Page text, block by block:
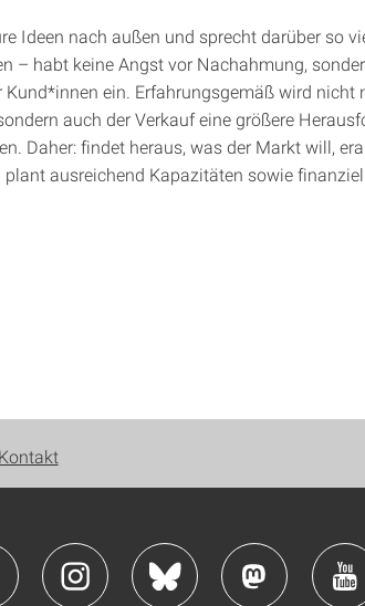
Ideen nach außen und sprecht darüber so
– habt keine Angst vor Nachahmung,
Kund*innen ein. Erfahrungsgemäß wird nicht
auch der Verkauf eine größere
Daher: findet heraus, was der Markt will,
plant ausreichend Kapazitäten sowie
Kontakt